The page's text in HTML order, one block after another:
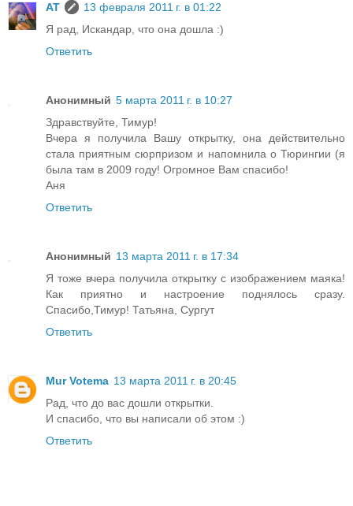
AT
13 февраля 2011 г. в 01:22
Я рад, Искандар, что она дошла :)
Ответить
Анонимный 5 марта 2011 г. в 10:27
Здравствуйте, Тимур!
Вчера я получила Вашу открытку, она действительно
стала приятным сюрпризом и напомнила о Тюрингии (я
была там в 2009 году! Огромное Вам спасибо!
Аня
Ответить
Анонимный 13 марта 2011 г. в 17:34
Я тоже вчера получила открытку с изображением маяка!
Как приятно и настроение поднялось сразу.
Спасибо,Тимур! Татьяна, Сургут
Ответить
Mur Votema 13 марта 2011 г. в 20:45
Рад, что до вас дошли открытки.
И спасибо, что вы написали об этом :)
Ответить